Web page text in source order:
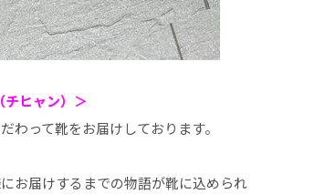
チヒャン）＞
わって靴をお届けしております。
お届けするまでの物語が靴に込められ